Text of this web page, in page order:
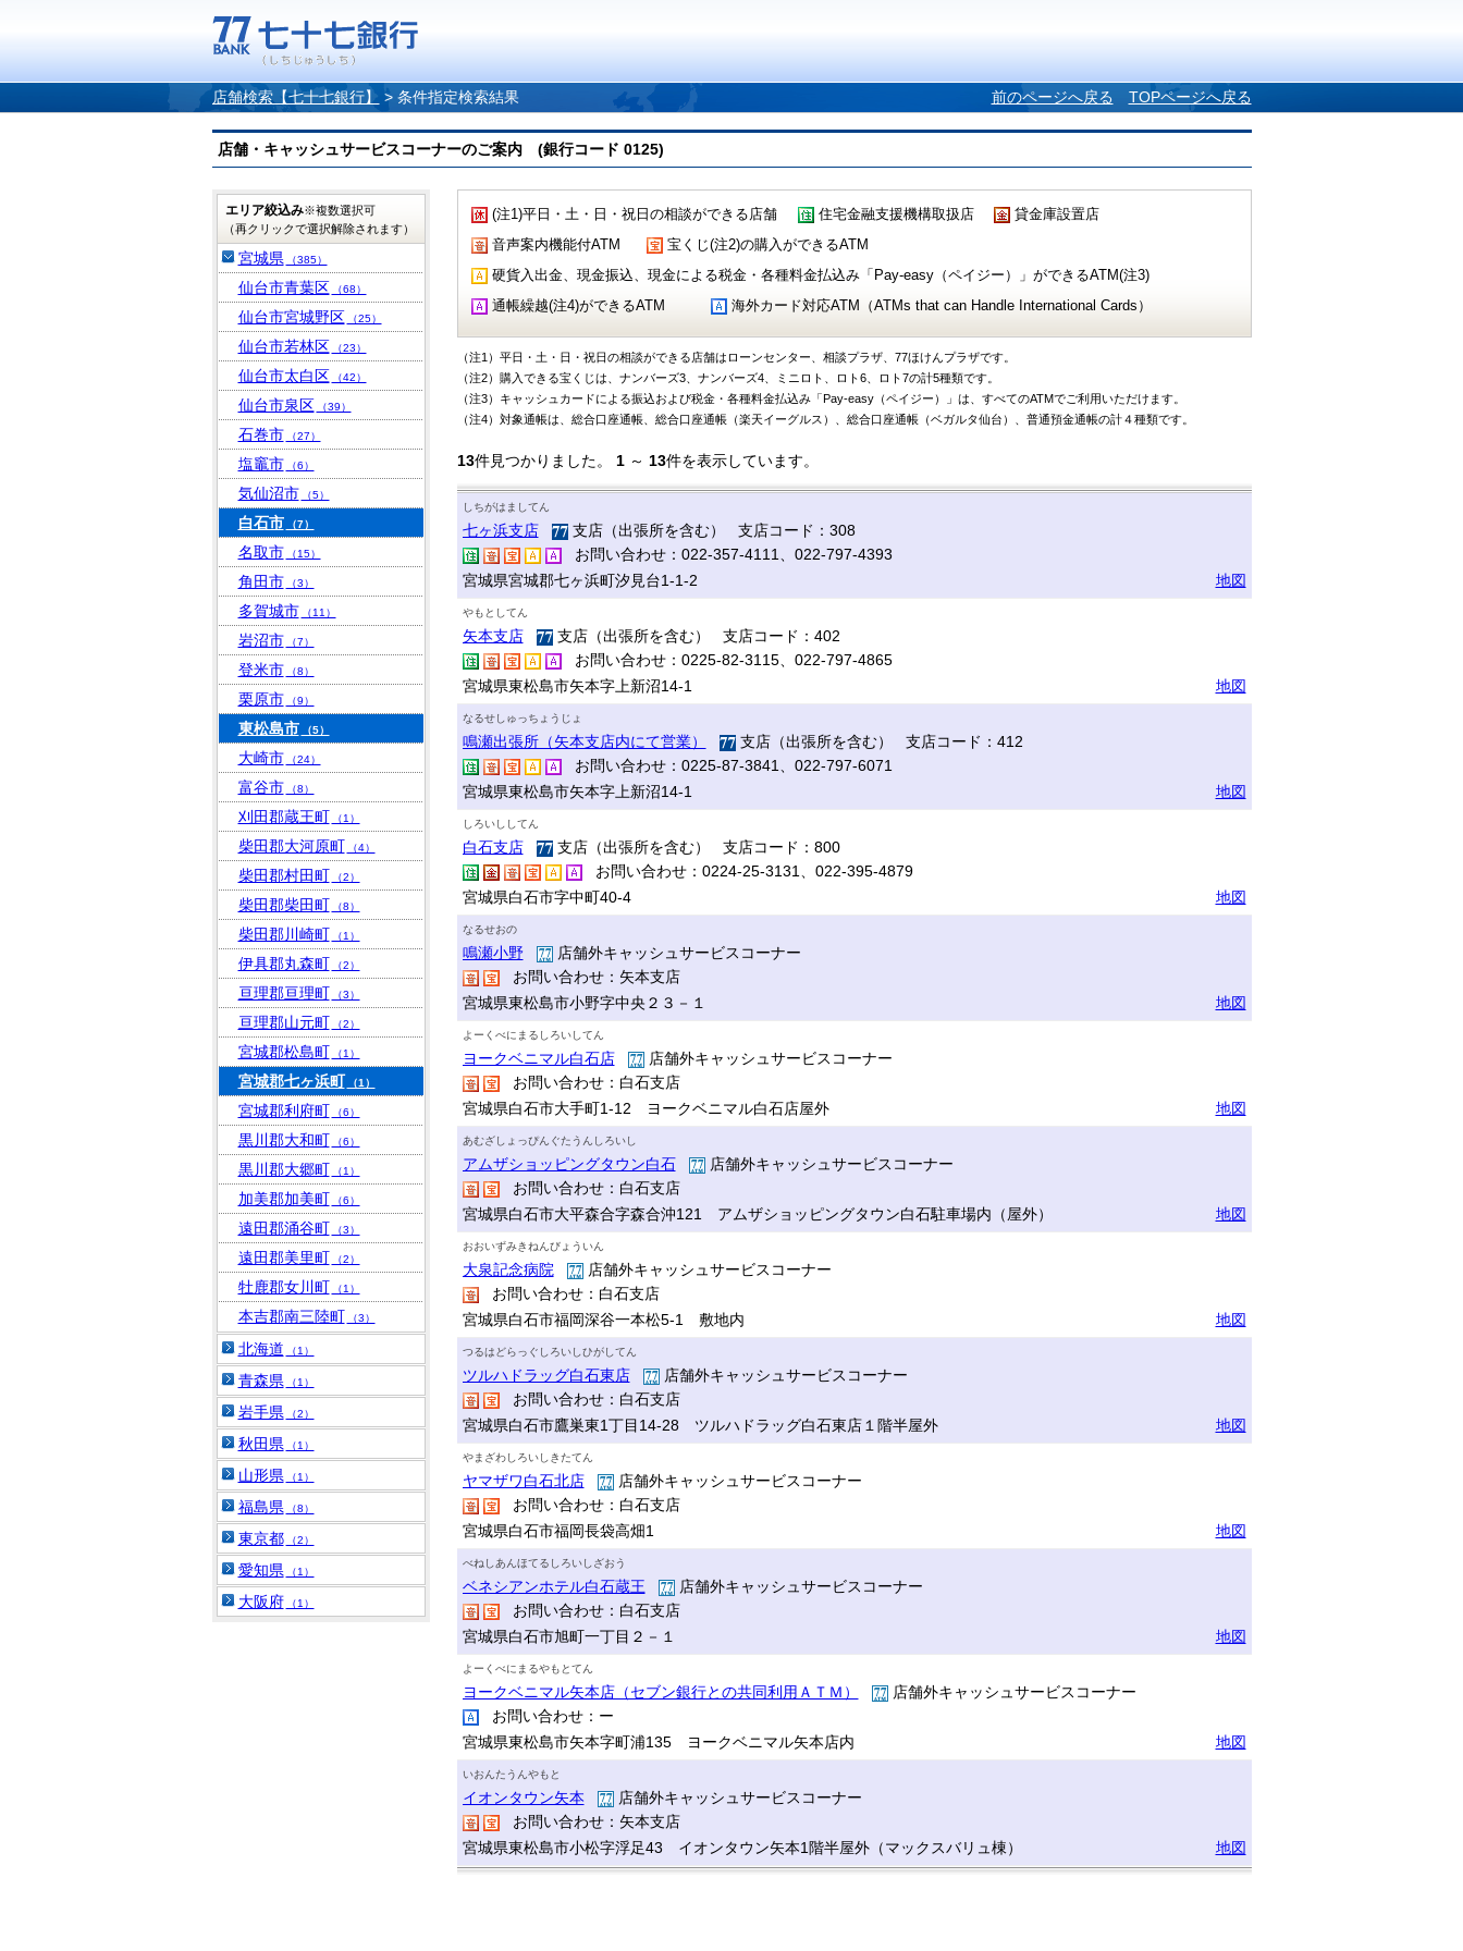
店舗検索【七十七銀行】 > 条件指定検索結果 前のページへ戻る TOPページへ戻る
店舗・キャッシュサービスコーナーのご案内 (銀行コード 0125)
(注1)平日・土・日・祝日の相談ができる店舗 住宅金融支援機構取扱店
貸金庫設置店
音声案内機能付ATM
宝くじ(注2)の購入ができるATM
硬貨入出金、現金振込、現金による税金・各種料金払込み「Pay-easy（ペイジー）」ができるATM(注3)
通帳繰越(注4)ができるATM
海外カード対応ATM（ATMs that can Handle International Cards）
（注1）平日・土・日・祝日の相談ができる店舗はローンセンター、相談プラザ、77ほけんプラザです。
（注2）購入できる宝くじは、ナンバーズ3、ナンバーズ4、ミニロト、ロト6、ロト7の計5種類です。
（注3）キャッシュカードによる振込および税金・各種料金払込み「Pay-easy（ペイジー）」は、すべてのATMでご利用いただけます。
（注4）対象通帳は、総合口座通帳、総合口座通帳（楽天イーグルス）、総合口座通帳（ベガルタ仙台）、普通預金通帳の計４種類です。
13件見つかりました。 1～ 13件を表示しています。
しちがはましてん
七ヶ浜支店
支店（出張所を含む） 支店コード：308
お問い合わせ：022-357-4111、022-797-4393
宮城県宮城郡七ヶ浜町汐見台1-1-2
地図
やもとしてん
矢本支店
支店（出張所を含む） 支店コード：402
お問い合わせ：0225-82-3115、022-797-4865
宮城県東松島市矢本字上新沼14-1
地図
なるせしゅっちょうじょ
鳴瀬出張所（矢本支店内にて営業）
支店（出張所を含む） 支店コード：412
お問い合わせ：0225-87-3841、022-797-6071
宮城県東松島市矢本字上新沼14-1
地図
しろいししてん
白石支店
支店（出張所を含む） 支店コード：800
お問い合わせ：0224-25-3131、022-395-4879
宮城県白石市字中町40-4
地図
なるせおの
鳴瀬小野
店舗外キャッシュサービスコーナー
お問い合わせ：矢本支店
宮城県東松島市小野字中央２３－１
地図
よーくべにまるしろいしてん
ヨークベニマル白石店
店舗外キャッシュサービスコーナー
お問い合わせ：白石支店
宮城県白石市大手町1-12 ヨークベニマル白石店屋外
地図
あむざしょっぴんぐたうんしろいし
アムザショッピングタウン白石
店舗外キャッシュサービスコーナー
お問い合わせ：白石支店
宮城県白石市大平森合字森合沖121 アムザショッピングタウン白石駐車場内（屋外）
地図
おおいずみきねんびょういん
大泉記念病院
店舗外キャッシュサービスコーナー
お問い合わせ：白石支店
宮城県白石市福岡深谷一本松5-1 敷地内
地図
つるはどらっぐしろいしひがしてん
ツルハドラッグ白石東店
店舗外キャッシュサービスコーナー
お問い合わせ：白石支店
宮城県白石市鷹巣東1丁目14-28 ツルハドラッグ白石東店１階半屋外
地図
やまざわしろいしきたてん
ヤマザワ白石北店
店舗外キャッシュサービスコーナー
お問い合わせ：白石支店
宮城県白石市福岡長袋高畑1
地図
べねしあんほてるしろいしざおう
ベネシアンホテル白石蔵王
店舗外キャッシュサービスコーナー
お問い合わせ：白石支店
宮城県白石市旭町一丁目２－１
地図
よーくべにまるやもとてん
ヨークベニマル矢本店（セブン銀行との共同利用ＡＴＭ）
店舗外キャッシュサービスコーナー
お問い合わせ：ー
宮城県東松島市矢本字町浦135 ヨークベニマル矢本店内
地図
いおんたうんやもと
イオンタウン矢本
店舗外キャッシュサービスコーナー
お問い合わせ：矢本支店
宮城県東松島市小松字浮足43 イオンタウン矢本1階半屋外（マックスバリュ棟）
地図
エリア絞込み※複数選択可
（再クリックで選択解除されます）
宮城県 （385）
仙台市青葉区 （68）
仙台市宮城野区 （25）
仙台市若林区 （23）
仙台市太白区 （42）
仙台市泉区 （39）
石巻市 （27）
塩竈市 （6）
気仙沼市 （5）
白石市 （7）
名取市 （15）
角田市 （3）
多賀城市 （11）
岩沼市 （7）
登米市 （8）
栗原市 （9）
東松島市 （5）
大崎市 （24）
富谷市 （8）
刈田郡蔵王町 （1）
柴田郡大河原町 （4）
柴田郡村田町 （2）
柴田郡柴田町 （8）
柴田郡川崎町 （1）
伊具郡丸森町 （2）
亘理郡亘理町 （3）
亘理郡山元町 （2）
宮城郡松島町 （1）
宮城郡七ヶ浜町 （1）
宮城郡利府町 （6）
黒川郡大和町 （6）
黒川郡大郷町 （1）
加美郡加美町 （6）
遠田郡涌谷町 （3）
遠田郡美里町 （2）
牡鹿郡女川町 （1）
本吉郡南三陸町 （3）
北海道 （1）
青森県 （1）
岩手県 （2）
秋田県 （1）
山形県 （1）
福島県 （8）
東京都 （2）
愛知県 （1）
大阪府 （1）